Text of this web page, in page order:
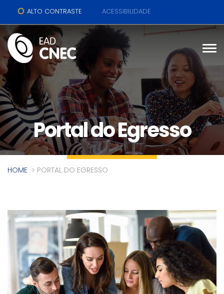
ACESSIBILIDADE
ALTO CONTRASTE
Portal do Egresso
HOME PORTAL DO EGRESSO